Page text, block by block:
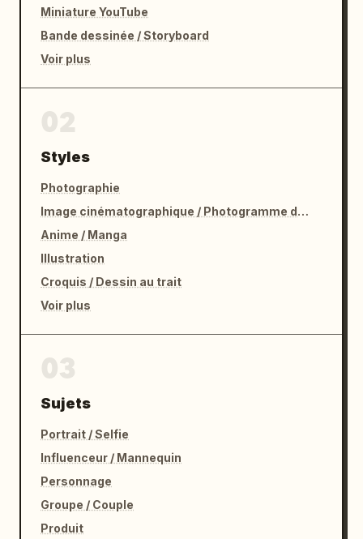
Miniature YouTube
Bande dessinée / Storyboard
Voir plus
Styles
Photographie
Image cinématographique / Photogramme de film
Anime / Manga
Illustration
Croquis / Dessin au trait
Voir plus
Sujets
Portrait / Selfie
Influenceur / Mannequin
Personnage
Groupe / Couple
Produit